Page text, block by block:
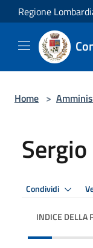
Salta al contenuto
Regione
Home >
Condividi
INDICE DELLA